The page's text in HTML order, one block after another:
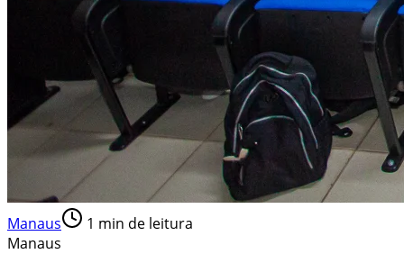
Manaus 1 min de leitura
Manaus